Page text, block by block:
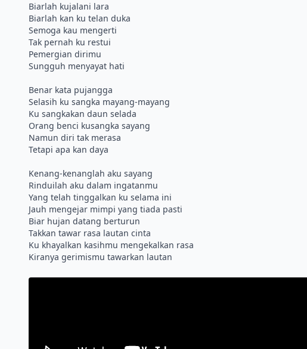
Biarlah kujalani lara
Biarlah kan ku telan duka
Semoga kau mengerti
Tak pernah ku restui
Pemergian dirimu
Sungguh menyayat hati
Benar kata pujangga
Selasih ku sangka mayang-mayang
Ku sangkakan daun selada
Orang benci kusangka sayang
Namun diri tak merasa
Tetapi apa kan daya
Kenang-kenanglah aku sayang
Rinduilah aku dalam ingatanmu
Yang telah tinggalkan ku selama ini
Jauh mengejar mimpi yang tiada pasti
Biar hujan datang berturun
Takkan tawar rasa lautan cinta
Ku khayalkan kasihmu mengekalkan rasa